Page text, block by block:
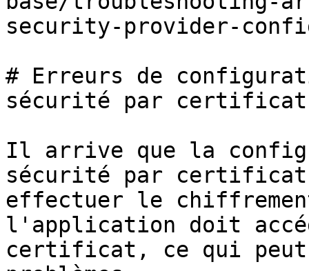
security-provider-
# Erreurs de
sécurité par certificat
Il arrive que la
sécurité par certificat
effectuer le
l'application doit
certificat, ce qui peut